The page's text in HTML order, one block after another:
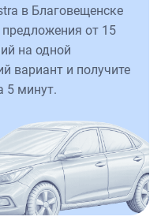
в Благовещенске
от 15
на одной
вариант и получите
5 минут.